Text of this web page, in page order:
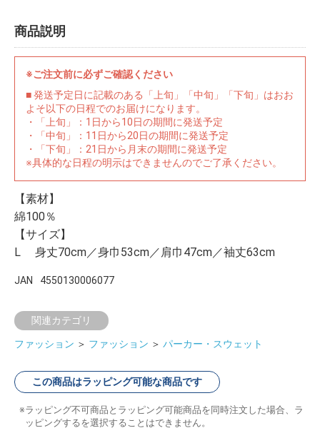
商品説明
※ご注文前に必ずご確認ください
■ 発送予定日に記載のある「上旬」「中旬」「下旬」はおお
よそ以下の日程でのお届けになります。
・「上旬」：1日から10日の期間に発送予定
・「中旬」：11日から20日の期間に発送予定
・「下旬」：21日から月末の期間に発送予定
※具体的な日程の明示はできませんのでご了承ください。
【素材】
綿100％
【サイズ】
L 身丈70cm／身巾53cm／肩巾47cm／袖丈63cm
JAN 4550130006077
関連カテゴリ
ファッション ＞ ファッション ＞ パーカー・スウェット
この商品はラッピング可能な商品です
ラッピング不可商品とラッピング可能商品を同時注文した場合、ラ
ッピングするを選択することはできません。
イラストレ
ーター
アダルトグ
ッズ